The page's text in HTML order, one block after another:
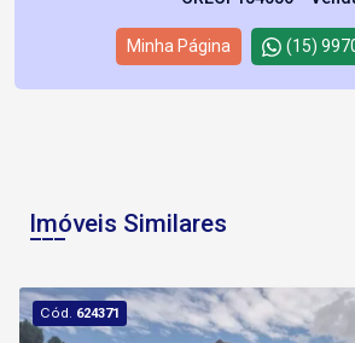
Minha Página (15)
Imóveis Similares
Cód. 624371